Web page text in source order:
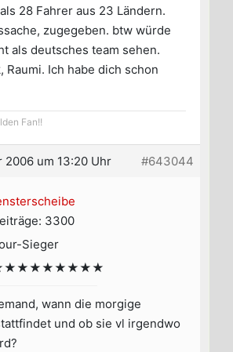
28 Fahrer aus 23 Ländern.
zugegeben. btw würde
als deutsches team sehen.
Raumi. Ich habe dich schon
Fan!!
2006 um 13:20 Uhr #643044
3300
Sieger
wann die morgige
und ob sie vl irgendwo